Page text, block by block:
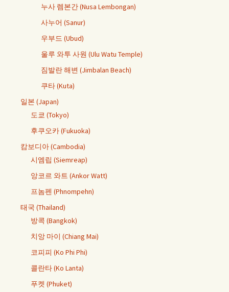
누사 렘본간 (Nusa Lembongan)
사누어 (Sanur)
우부드 (Ubud)
울루 와투 사원 (Ulu Watu Temple)
짐발란 해변 (Jimbalan Beach)
쿠타 (Kuta)
일본 (Japan)
도쿄 (Tokyo)
후쿠오카 (Fukuoka)
캄보디아 (Cambodia)
시엠립 (Siemreap)
앙코르 와트 (Ankor Watt)
프놈펜 (Phnompehn)
태국 (Thailand)
방콕 (Bangkok)
치앙 마이 (Chiang Mai)
코피피 (Ko Phi Phi)
콜란타 (Ko Lanta)
푸켓 (Phuket)